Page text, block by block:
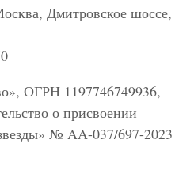
Дмитровское шоссе,
ОГРН 1197746749936,
о присвоении
№ AA-037/697-2023